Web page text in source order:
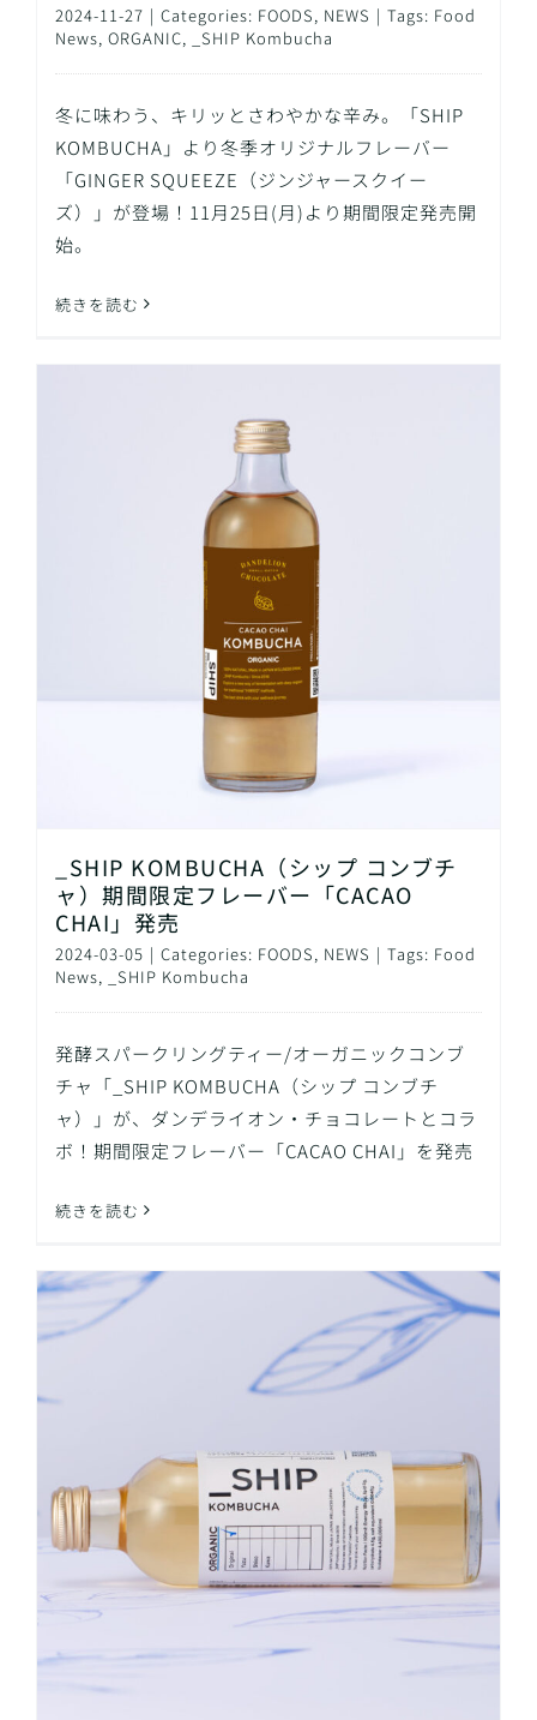
2024-11-27 | Categories: FOODS, NEWS | Tags: Food
News, ORGANIC, _SHIP Kombucha
冬に味わう、キリッとさわやかな辛み。「SHIP
KOMBUCHA」より冬季オリジナルフレーバー
「GINGER SQUEEZE（ジンジャースクイー
ズ）」が登場！11月25日(月)より期間限定発売開
始。
続きを読む
_SHIP KOMBUCHA（シップ コンブチ
ャ）期間限定フレーバー「CACAO
CHAI」発売
2024-03-05 | Categories: FOODS, NEWS | Tags: Food
News, _SHIP Kombucha
発酵スパークリングティー/オーガニックコンブ
チャ「_SHIP KOMBUCHA（シップ コンブチ
ャ）」が、ダンデライオン・チョコレートとコラ
ボ！期間限定フレーバー「CACAO CHAI」を発売
続きを読む